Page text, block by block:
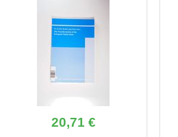
20,71 €